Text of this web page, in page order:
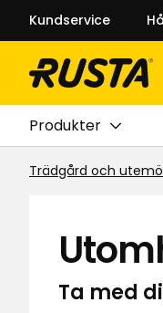
Kundservice
Produkter
Trädgård och
Ta med